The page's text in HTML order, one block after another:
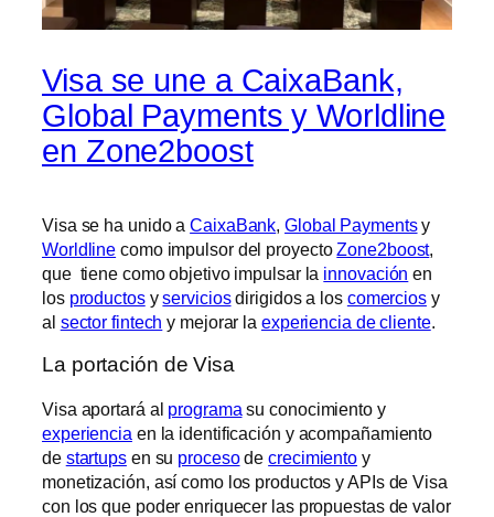
Visa se une a CaixaBank,
Global Payments y Worldline
en Zone2boost
Visa se ha unido aCaixaBank,Global Paymentsy
Worldline como impulsor del proyectoZone2boost,
que tiene como objetivo impulsar la innovación en
los productosyserviciosdirigidos a los comerciosy
al sector fintech y mejorar la experiencia de cliente.
La portación de Visa
Visa aportará al programa su conocimiento y
experiencia en la identificación y acompañamiento
de startupsen su procesodecrecimiento y
monetización, así como los productos y APIs de Visa
con los que poder enriquecer las propuestas de valor